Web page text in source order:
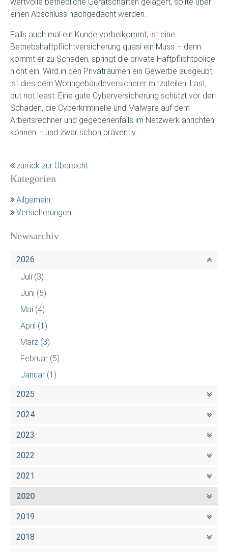
einen Abschluss nachgedacht werden.
Falls auch mal ein Kunde vorbeikommt, ist eine
Betriebshaftpflichtversicherung quasi ein Muss – denn
kommt er zu Schaden, springt die private Haftpflichtpolice
nicht ein. Wird in den Privaträumen ein Gewerbe ausgeübt,
ist dies dem Wohngebäudeversicherer mitzuteilen. Last,
but not least: Eine gute Cyberversicherung schützt vor den
Schäden, die Cyberkriminelle und Malware auf dem
Arbeitsrechner und gegebenenfalls im Netzwerk anrichten
können – und zwar schon präventiv.
zurück zur Übersicht
Kategorien
Allgemein
Versicherungen
Newsarchiv
2026
Juli (3)
Juni (5)
Mai (4)
April (1)
März (3)
Februar (5)
Januar (1)
2025
2024
2023
2022
2021
2020
2019
2018